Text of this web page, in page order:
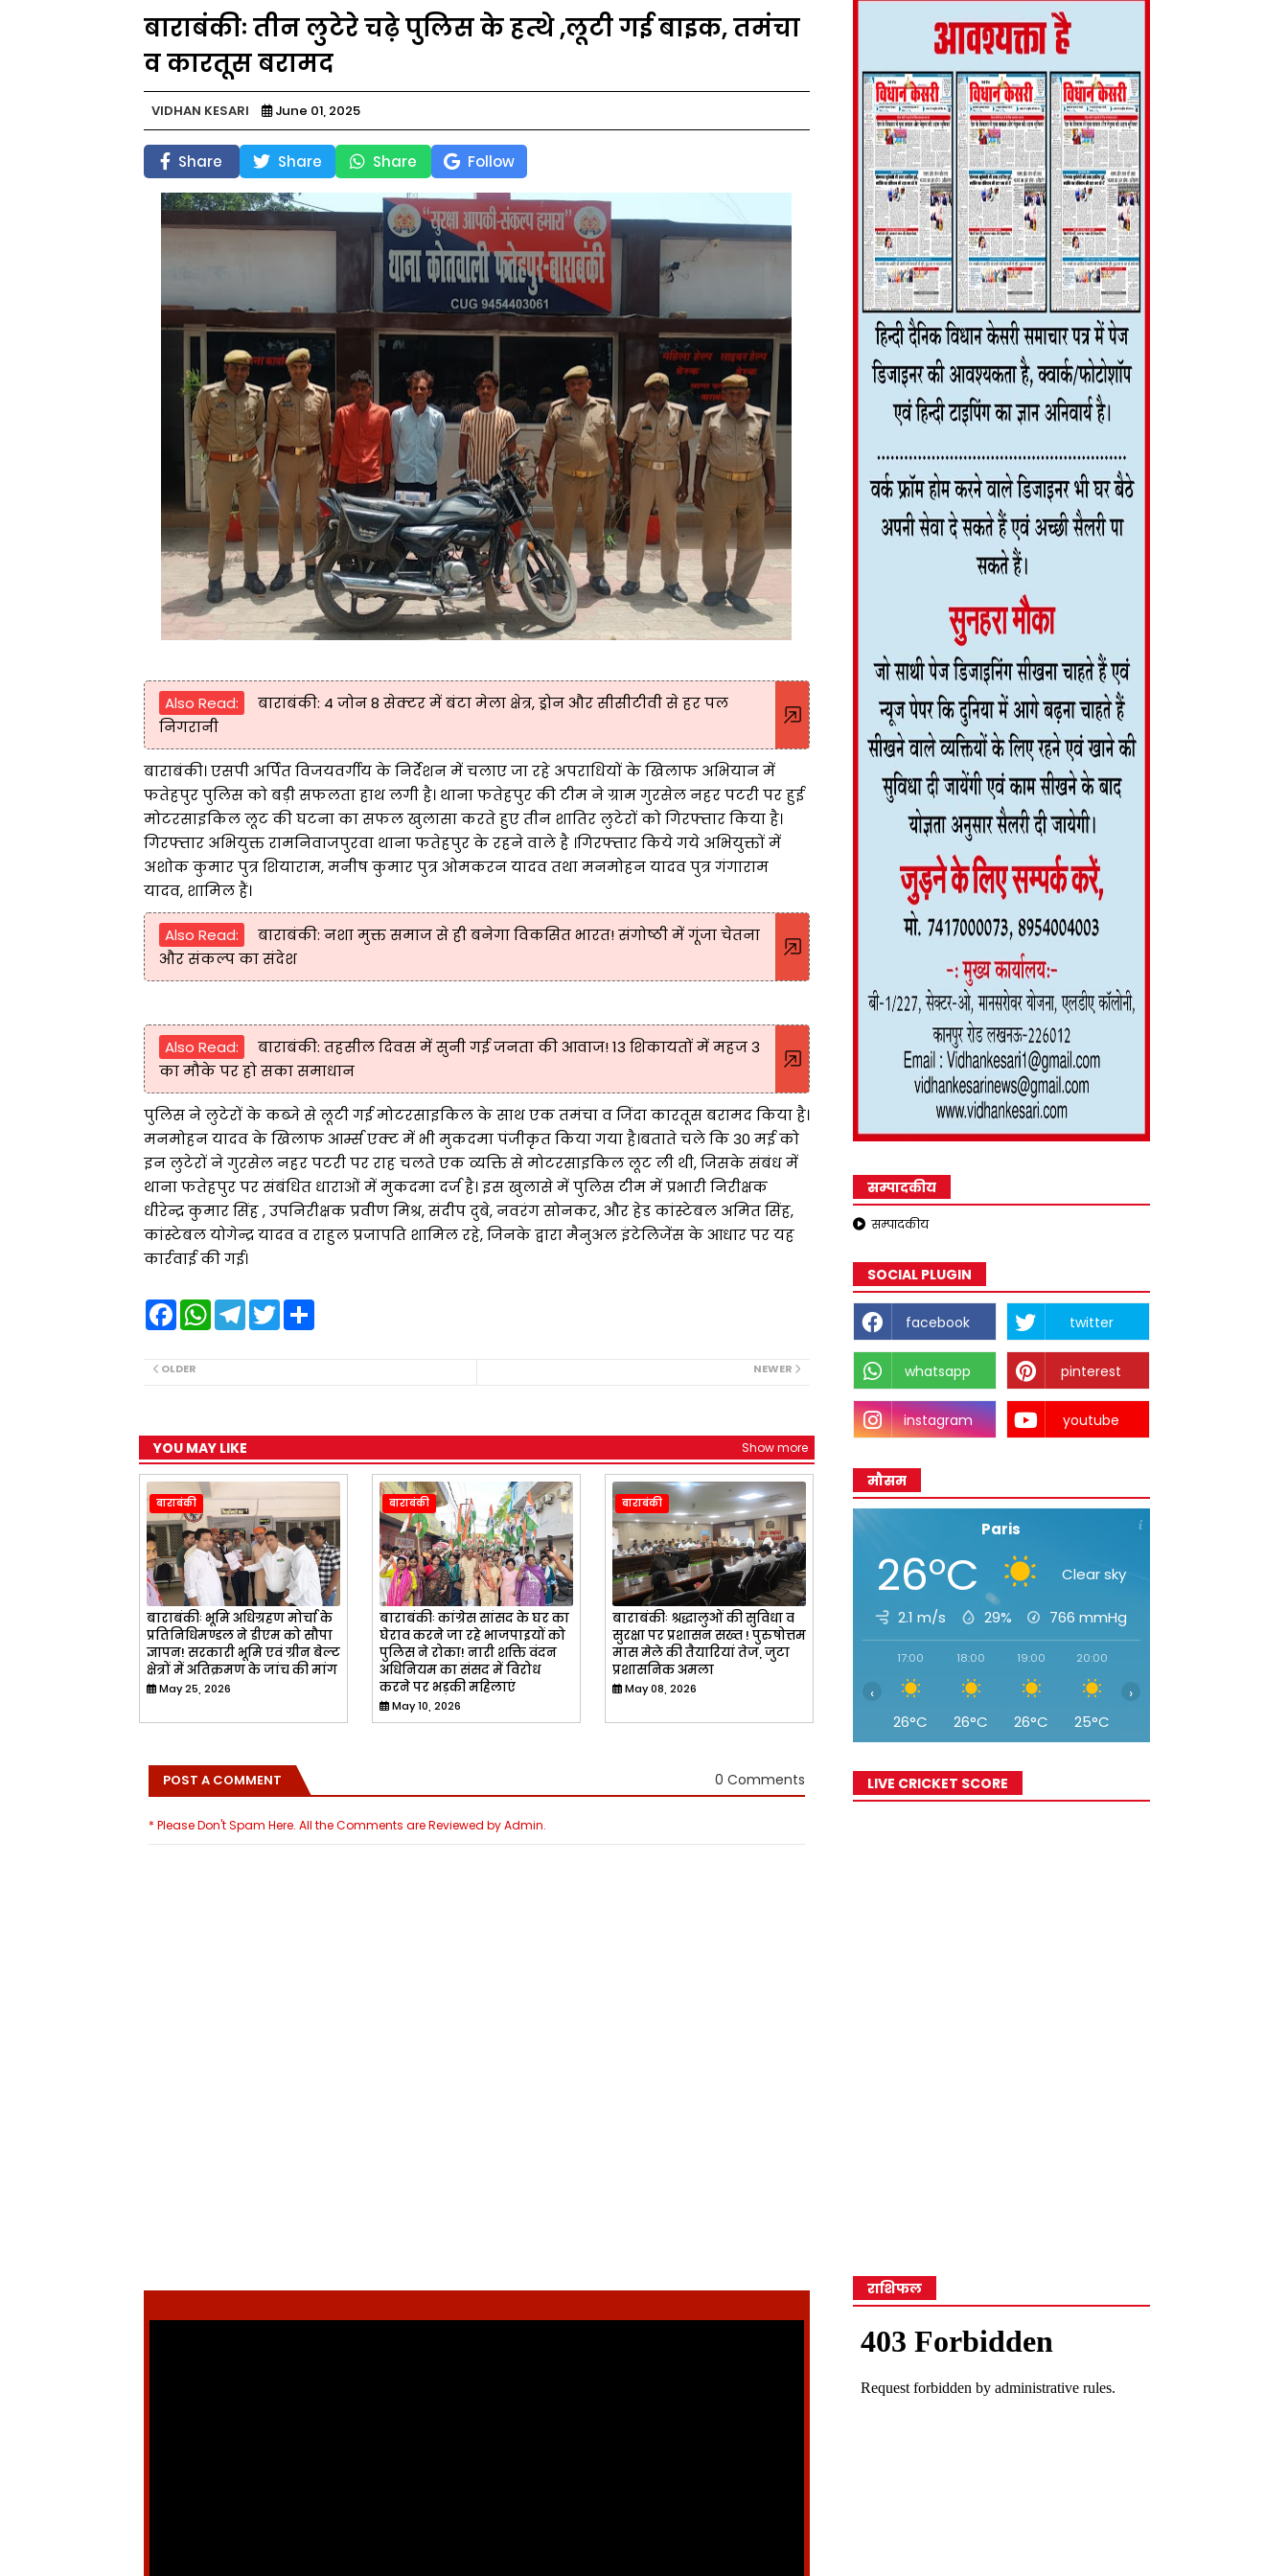
बाराबंकीः तीन लुटेरे चढ़े पुलिस के हत्थे ,लूटी गई बाइक, तमंचा
व कारतूस बरामद
VIDHAN KESARI June 01, 2025
Share Share Share Follow
Also Read:
बाराबंकी: 4 जोन 8 सेक्टर में बंटा मेला क्षेत्र, ड्रोन और सीसीटीवी से हर पल
निगरानी
बाराबंकी। एसपी अर्पित विजयवर्गीय के निर्देशन में चलाए जा रहे अपराधियों के खिलाफ अभियान में
फतेहपुर पुलिस को बड़ी सफलता हाथ लगी है। थाना फतेहपुर की टीम ने ग्राम गुरसेल नहर पटरी पर हुई
मोटरसाइकिल लूट की घटना का सफल खुलासा करते हुए तीन शातिर लुटेरों को गिरफ्तार किया है।
गिरफ्तार अभियुक्त रामनिवाजपुरवा थाना फतेहपुर के रहने वाले है ।गिरफ्तार किये गये अभियुक्तों में
अशोक कुमार पुत्र शियाराम, मनीष कुमार पुत्र ओमकरन यादव तथा मनमोहन यादव पुत्र गंगाराम
यादव, शामिल हैं।
Also Read:
बाराबंकी: नशा मुक्त समाज से ही बनेगा विकसित भारत! संगोष्ठी में गूंजा चेतना
और संकल्प का संदेश
Also Read:
बाराबंकी: तहसील दिवस में सुनी गई जनता की आवाज! 13 शिकायतों में महज 3
का मौके पर हो सका समाधान
पुलिस ने लुटेरों के कब्जे से लूटी गई मोटरसाइकिल के साथ एक तमंचा व जिंदा कारतूस बरामद किया है।
मनमोहन यादव के खिलाफ आर्म्स एक्ट में भी मुकदमा पंजीकृत किया गया है।बताते चले कि 30 मई को
इन लुटेरों ने गुरसेल नहर पटरी पर राह चलते एक व्यक्ति से मोटरसाइकिल लूट ली थी, जिसके संबंध में
थाना फतेहपुर पर संबंधित धाराओं में मुकदमा दर्ज है। इस खुलासे में पुलिस टीम में प्रभारी निरीक्षक
धीरेन्द्र कुमार सिंह , उपनिरीक्षक प्रवीण मिश्र, संदीप दुबे, नवरंग सोनकर, और हेड कांस्टेबल अमित सिंह,
कांस्टेबल योगेन्द्र यादव व राहुल प्रजापति शामिल रहे, जिनके द्वारा मैनुअल इंटेलिजेंस के आधार पर यह
कार्रवाई की गई।
F
a
b
W
T
e
T
S
NEWER
OLDER
YOU MAY LIKE Show more
बाराबंकी
बाराबंकीः भूमि अधिग्रहण मोर्चा के
प्रतिनिधिमण्डल ने डीएम को सौपा
ज्ञापन! सरकारी भूमि एवं ग्रीन बेल्ट
क्षेत्रों में अतिक्रमण के जांच की मांग
May 25, 2026
बाराबंकी
बाराबंकीः कांग्रेस सांसद के घर का
घेराव करने जा रहे भाजपाइयों को
पुलिस ने रोका! नारी शक्ति वंदन
अधिनियम का संसद में विरोध
करने पर भड़की महिलाएं
May 10, 2026
बाराबंकी
बाराबंकीः श्रद्धालुओं की सुविधा व
सुरक्षा पर प्रशासन सख्त ! पुरुषोत्तम
मास मेले की तैयारियां तेज, जुटा
प्रशासनिक अमला
May 08, 2026
POST A COMMENT 0 Comments
* Please Don't Spam Here. All the Comments are Reviewed by Admin.
सम्पादकीय
सम्पादकीय
SOCIAL PLUGIN
facebook twitter
whatsapp pinterest
instagram youtube
मौसम
Paris
26°C Clear sky
2.1 m/s 29% 766mmHg
17:00
26°C
18:00
26°C
19:00
26°C
20:00
25°C
‹ ›
LIVE CRICKET SCORE
राशिफल